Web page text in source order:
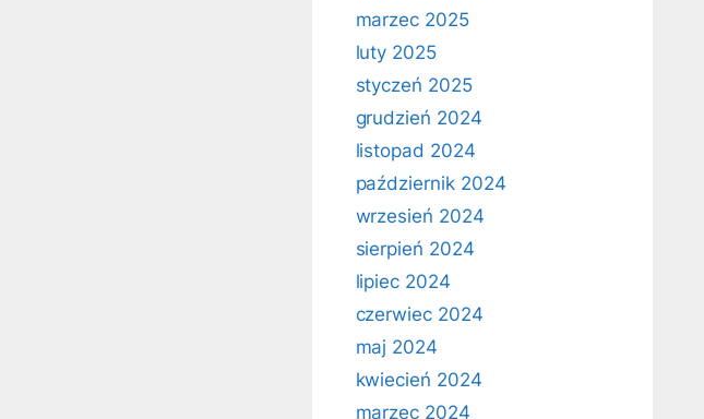
marzec 2025
luty 2025
styczeń 2025
grudzień 2024
listopad 2024
październik 2024
wrzesień 2024
sierpień 2024
lipiec 2024
czerwiec 2024
maj 2024
kwiecień 2024
marzec 2024